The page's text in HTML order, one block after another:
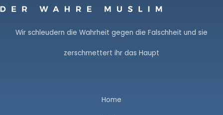
Wir schleudern die Wahrheit gegen die Falschheit und sie
zerschmettert ihr das Haupt
Home